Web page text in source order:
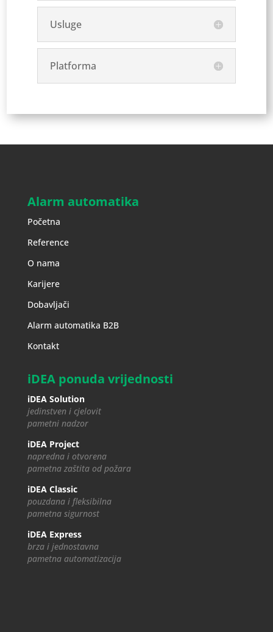
Usluge
Platforma
Alarm automatika
Početna
Reference
O nama
Karijere
Dobavljači
Alarm automatika B2B
Kontakt
iDEA ponuda vrijednosti
iDEA Solution
jedinstven i cjelovit
pametni nadzor
iDEA Project
napredna i otvorena
pametna zaštita od požara
iDEA Classic
pouzdana i fleksibilna
pametna sigurnost
iDEA Express
brza i jednostavna
pametna automatizacija